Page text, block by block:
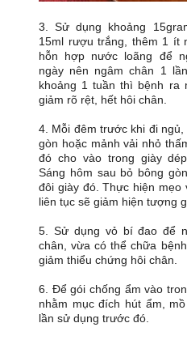
3. Sử dụng khoảng
15ml rượu trắng, thêm 1 ít
hỗn hợp nước loãng để
ngày nên ngâm chân 1
khoảng 1 tuần thì bệnh ra
giảm rõ rệt, hết hôi chân.
4. Mỗi đêm trước khi đi ngủ,
gòn hoặc mảnh vải nhỏ
đó cho vào trong giày
Sáng hôm sau bỏ bông
đôi giày đó. Thực hiện mẹo
liên tục sẽ giảm hiện tượng
5. Sử dụng vỏ bí đao để
chân, vừa có thể chữa
giảm thiểu chứng hôi chân.
6. Để gói chống ẩm vào
nhằm mục đích hút ẩm,
lần sử dụng trước đó.